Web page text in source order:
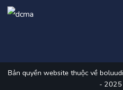
– Kích thước D x W x H (mm):
–Môi trường:
: 0-95% (không
Bản quyền website thuộc về
- 2025